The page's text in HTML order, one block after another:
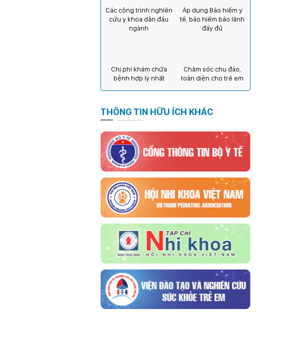
Các công trình nghiên
cứu y khoa dẫn đầu
ngành
Áp dụng Bảo hiểm y
tế, bảo hiểm bảo lãnh
đầy đủ
Chi phí khám chữa
bệnh hợp lý nhất
Chăm sóc chu đáo,
toàn diện cho trẻ em
THÔNG TIN HỮU ÍCH KHÁC